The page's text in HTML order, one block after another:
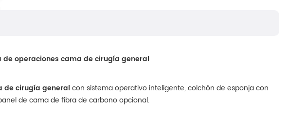
operaciones cama de cirugía general
de cirugía general con sistema operativo inteligente, colchón de esponja con
de cama de fibra de carbono opcional.